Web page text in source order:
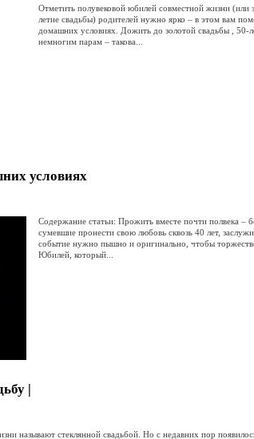
Отметить полувековой юбилей совместной жизни (или
летие свадьбы) родителей нужно ярко – в этом вам
домашних условиях. Дожить до золотой свадьбы , 50-
немногим парам – такова...
условиях
Содержание статьи: Прожить вместе почти полвека –
сумевшие пронести свою любовь сквозь 40 лет,
событие нужно пышно и оригинально, чтобы торжество
Юбилей, который...
|
называют стеклянной свадьбой. Но с недавних пор